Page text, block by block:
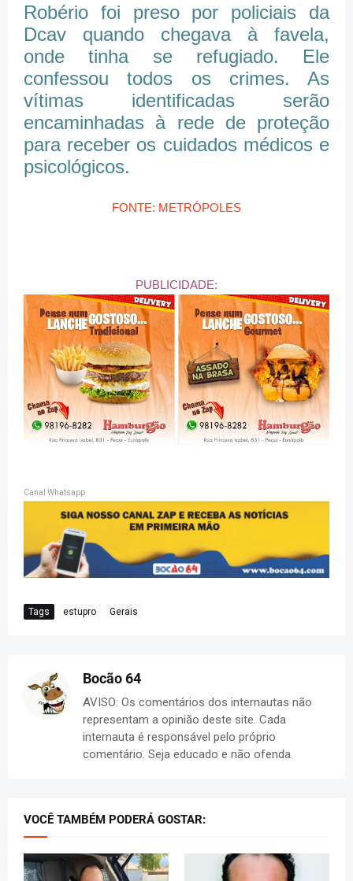
Robério foi preso por policiais da
Dcav quando chegava à favela,
onde tinha se refugiado. Ele
confessou todos os crimes. As
vítimas identificadas serão
encaminhadas à rede de proteção
para receber os cuidados médicos e
psicológicos.
FONTE: METRÓPOLES
PUBLICIDADE:
Canal Whatsapp
Tags estupro Gerais
Bocão 64
AVISO: Os comentários dos internautas não
representam a opinião deste site. Cada
internauta é responsável pelo próprio
comentário. Seja educado e não ofenda.
VOCÊ TAMBÉM PODERÁ GOSTAR: